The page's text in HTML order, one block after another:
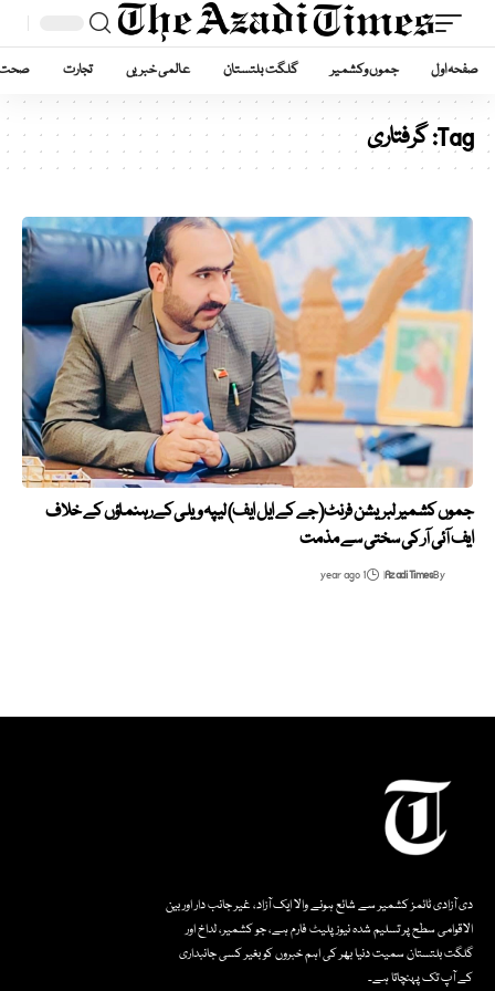
صفحہ اول جموں وکشمیر گلگت بلتستان عالمی خبریں تجارت
Tag: گرفتاری
جموں کشمیر لبریشن فرنٹ (جے کے ایل ایف) لیپہ ویلی کے رہنماؤں کے خلاف
ایف آئی آر کی سختی سے مذمت
By
Azadi Times
1 year ago
دی آزادی ٹائمز کشمیر سے شائع ہونے والا ایک آزاد، غیر جانب دار اور بین
الاقوامی سطح پر تسلیم شدہ نیوز پلیٹ فارم ہے، جو کشمیر، لداخ اور
گلگت بلتستان سمیت دنیا بھر کی اہم خبروں کو بغیر کسی جانبداری
کے آپ تک پہنچاتا ہے۔